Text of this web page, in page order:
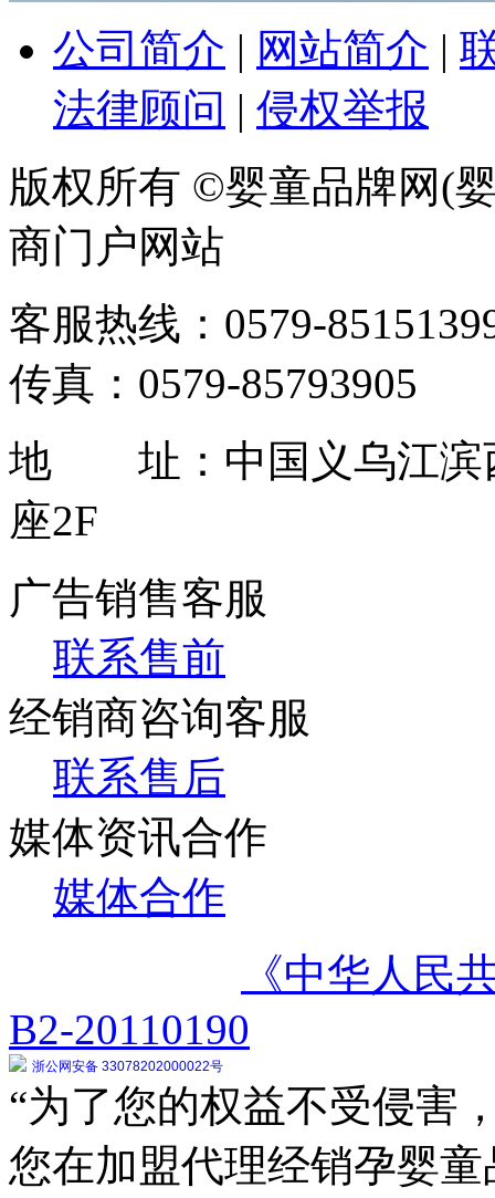
公司简介 | 网站简介 |
法律顾问 | 侵权举报
版权所有 ©婴童品牌网(
商门户网站
客服热线：0579-
传真：0579-85793905
地 址：中国义乌江滨
座2F
广告销售客服
联系售前
经销商咨询客服
联系售后
媒体资讯合作
媒体合作
《中华人民
B2-20110190
浙公网安备 33078202000022号
“为了您的权益不受侵害
您在加盟代理经销孕婴